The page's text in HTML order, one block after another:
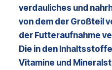
verdauliches und
von dem der Großteil
der Futteraufnahme
Die in den
Vitamine und